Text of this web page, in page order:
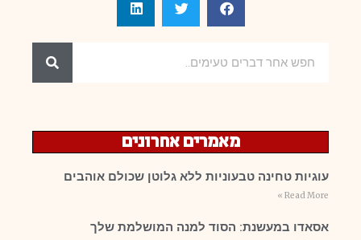
מאמרים אחרונים
עוגיות טחינה טבעוניות ללא גלוטן שכולם אוהבים
Read More »
אסאדו במעשנת: הסוד למנה המושלמת שלך